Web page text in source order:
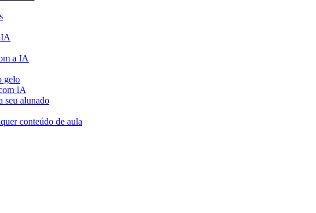
a IA
gelo
IA
seu alunado
conteúdo de aula